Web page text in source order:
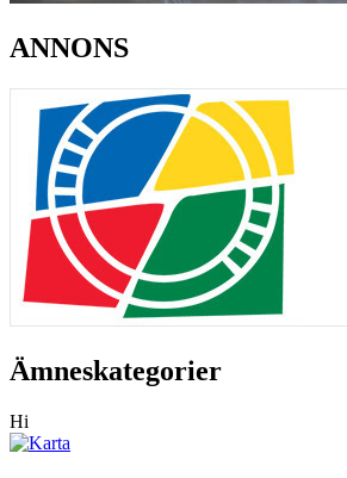
ANNONS
Ämneskategorier
Hi